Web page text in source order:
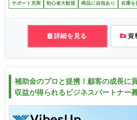
サポート充実 初心者大歓迎 商品に自信あり 在庫を
詳細を見る 資
補助金のプロと提携！顧客の成長に
収益が得られるビジネスパートナー